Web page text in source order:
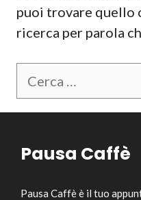
puoi trovare quello
ricerca per parola
Ricerca
Pausa Caffè
Pausa Caffè è il tuo